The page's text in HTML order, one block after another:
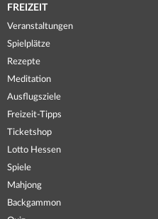
FREIZEIT
Veranstaltungen
Spielplätze
Rezepte
Meditation
Ausflugsziele
Freizeit-Tipps
Ticketshop
Lotto Hessen
Spiele
Mahjong
Backgammon